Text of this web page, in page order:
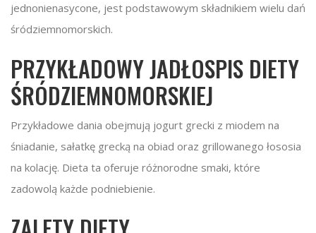
jednonienasycone, jest podstawowym składnikiem wielu dań
śródziemnomorskich.
PRZYKŁADOWY JADŁOSPIS DIETY
ŚRÓDZIEMNOMORSKIEJ
Przykładowe dania obejmują jogurt grecki z miodem na
śniadanie, sałatkę grecką na obiad oraz grillowanego łososia
na kolację. Dieta ta oferuje różnorodne smaki, które
zadowolą każde podniebienie.